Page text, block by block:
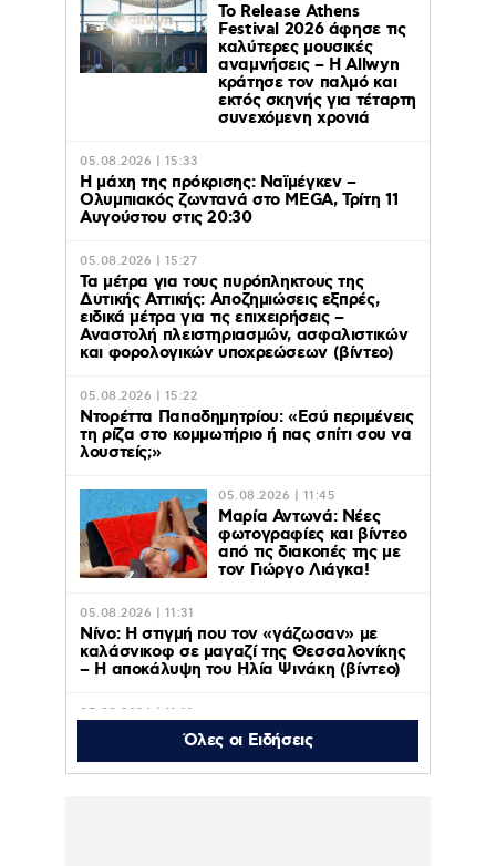
Το Release Athens
Festival 2026 άφησε τις
καλύτερες μουσικές
αναμνήσεις – Η Allwyn
κράτησε τον παλμό και
εκτός σκηνής για τέταρτη
συνεχόμενη χρονιά
05.08.2026 | 15:33
Η μάχη της πρόκρισης: Ναϊμέγκεν –
Ολυμπιακός ζωντανά στο MEGA, Τρίτη 11
Αυγούστου στις 20:30
05.08.2026 | 15:27
Τα μέτρα για τους πυρόπληκτους της
Δυτικής Αττικής: Αποζημιώσεις εξπρές,
ειδικά μέτρα για τις επιχειρήσεις –
Αναστολή πλειστηριασμών, ασφαλιστικών
και φορολογικών υποχρεώσεων (βίντεο)
05.08.2026 | 15:22
Ντορέττα Παπαδημητρίου: «Εσύ περιμένεις
τη ρίζα στο κομμωτήριο ή πας σπίτι σου να
λουστείς;»
05.08.2026 | 11:45
Μαρία Αντωνά: Νέες
φωτογραφίες και βίντεο
από τις διακοπές της με
τον Γιώργο Λιάγκα!
05.08.2026 | 11:31
Νίνο: Η στιγμή που τον «γάζωσαν» με
καλάσνικοφ σε μαγαζί της Θεσσαλονίκης
– Η αποκάλυψη του Ηλία Ψινάκη (βίντεο)
05.08.2026 | 11:11
Axios: ΗΠΑ, Ιράν και Ομάν κοντά σε
συμφωνία για το άνοιγμα των Στενών του
Ορμούζ – Οι όροι
Όλες οι Ειδήσεις